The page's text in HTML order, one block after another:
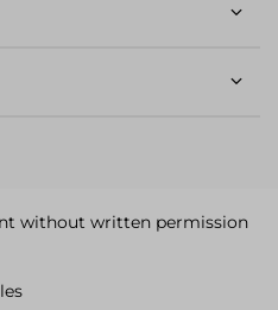
without written permission